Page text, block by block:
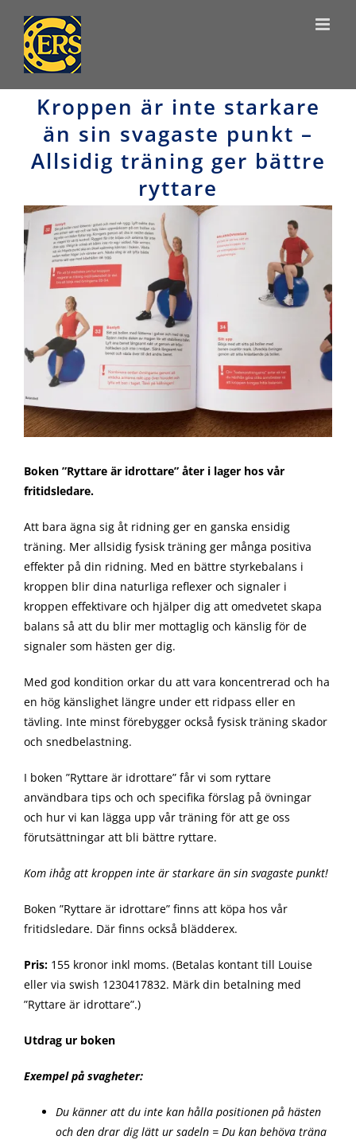
content
Kroppen är inte starkare
än sin svagaste punkt –
Allsidig träning ger bättre
ryttare
View
Larger
Image
Boken ”Ryttare är idrottare” åter i lager hos vår
fritidsledare.
Att bara ägna sig åt ridning ger en ganska ensidig
träning. Mer allsidig fysisk träning ger många positiva
effekter på din ridning. Med en bättre styrkebalans i
kroppen blir dina naturliga reflexer och signaler i
kroppen effektivare och hjälper dig att omedvetet skapa
balans så att du blir mer mottaglig och känslig för de
signaler som hästen ger dig.
Med god kondition orkar du att vara koncentrerad och ha
en hög känslighet längre under ett ridpass eller en
tävling. Inte minst förebygger också fysisk träning skador
och snedbelastning.
I boken ”Ryttare är idrottare” får vi som ryttare
användbara tips och och specifika förslag på övningar
och hur vi kan lägga upp vår träning för att ge oss
förutsättningar att bli bättre ryttare.
Kom ihåg att kroppen inte är starkare än sin svagaste punkt!
Boken ”Ryttare är idrottare” finns att köpa hos vår
fritidsledare. Där finns också blädderex.
Pris: 155 kronor inkl moms. (Betalas kontant till Louise
eller via swish 1230417832. Märk din betalning med
”Ryttare är idrottare”.)
Utdrag ur boken
Exempel på svagheter:
Du känner att du inte kan hålla positionen på hästen
och den drar dig lätt ur sadeln = Du kan behöva träna